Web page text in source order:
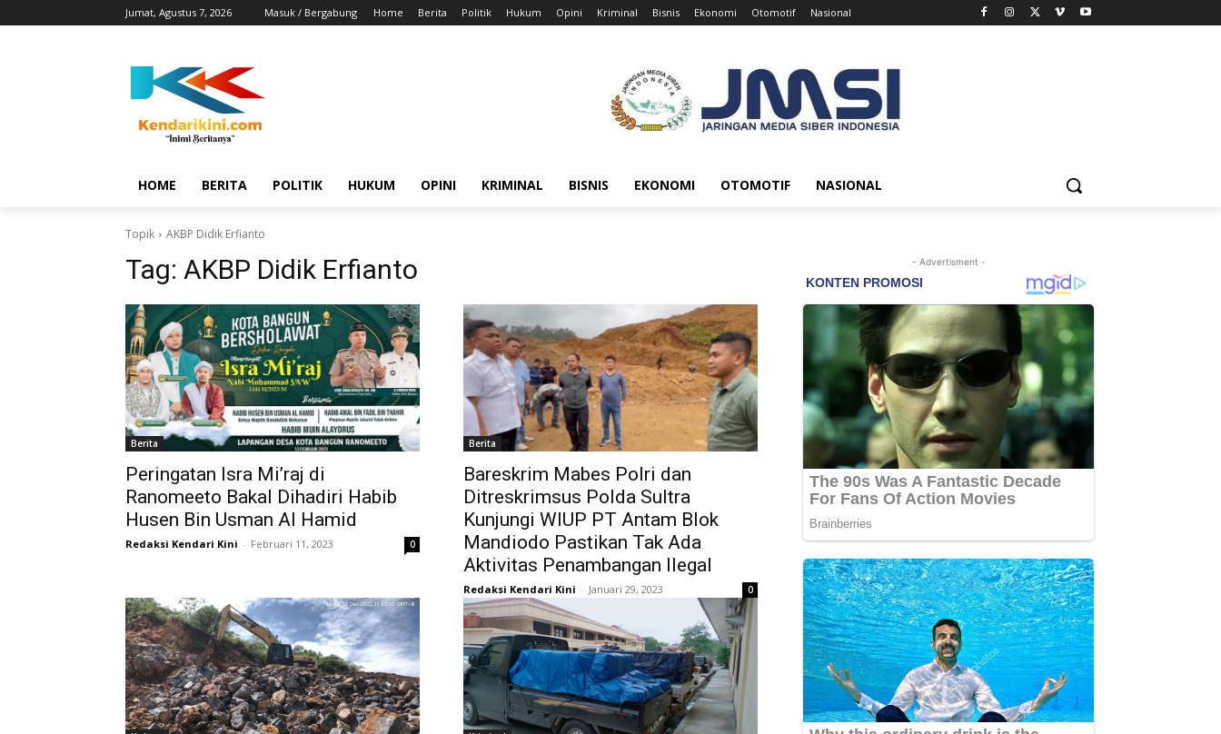
Jumat, Agustus 7, 2026 Masuk / Bergabung Home Berita Politik Hukum Opini Kriminal Bisnis Ekonomi Otomotif Nasional
HOME BERITA POLITIK HUKUM OPINI KRIMINAL BISNIS EKONOMI OTOMOTIF NASIONAL
Topik AKBP Didik Erfianto
Tag: AKBP Didik Erfianto
Berita
Peringatan Isra Mi’raj di
Ranomeeto Bakal Dihadiri Habib
Husen Bin Usman Al Hamid
Redaksi Kendari Kini - Februari 11, 2023 0
Berita
Bareskrim Mabes Polri dan
Ditreskrimsus Polda Sultra
Kunjungi WIUP PT Antam Blok
Mandiodo Pastikan Tak Ada
Aktivitas Penambangan Ilegal
Redaksi Kendari Kini - Januari 29, 2023 0
- Advertisment -